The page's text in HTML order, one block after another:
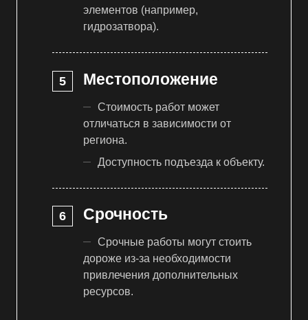
элементов (например,
гидрозатвора).
Местоположение
Стоимость работ может
отличаться в зависимости от
региона.
Доступность подъезда к объекту.
Срочность
Срочные работы могут стоить
дороже из-за необходимости
привлечения дополнительных
ресурсов.